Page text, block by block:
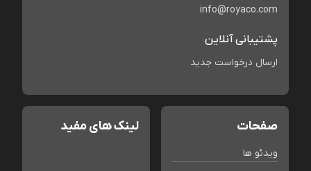
info@royaco.com
پشتیبانی آنلاین
ارسال درخواست جدید
صفحات
ویدئو ها
لینک های مفید